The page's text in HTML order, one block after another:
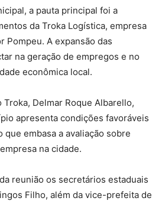
a pauta principal foi a
da Troka Logística, empresa
Pompeu. A expansão das
na geração de empregos e no
econômica local.
Delmar Roque Albarello,
apresenta condições favoráveis
que embasa a avaliação sobre
na cidade.
reunião os secretários estaduais
Filho, além da vice-prefeita de